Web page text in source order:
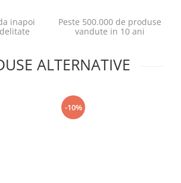
inapoi
Peste 500.000 de produse
vandute in 10 ani
ALTERNATIVE
-10%